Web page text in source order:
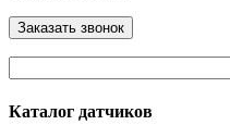
Каталог датчиков